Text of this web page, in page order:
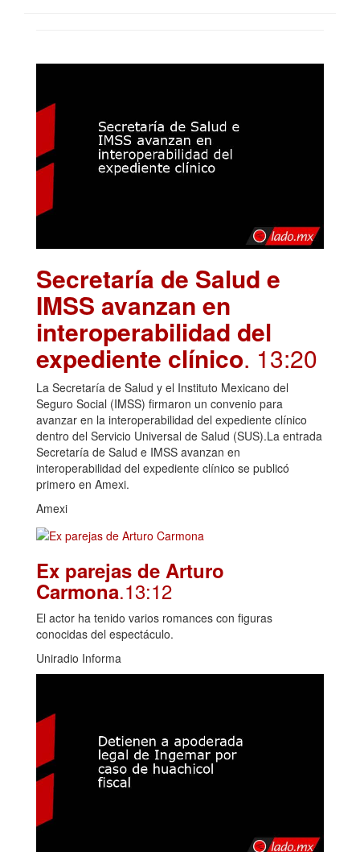
Secretaría de Salud e
IMSS avanzan en
interoperabilidad del
expediente clínico. 13:20
La Secretaría de Salud y el Instituto Mexicano del
Seguro Social (IMSS) firmaron un convenio para
avanzar en la interoperabilidad del expediente clínico
dentro del Servicio Universal de Salud (SUS).La entrada
Secretaría de Salud e IMSS avanzan en
interoperabilidad del expediente clínico se publicó
primero en Amexi.
Amexi
Ex parejas de Arturo
Carmona.13:12
El actor ha tenido varios romances con figuras
conocidas del espectáculo.
Uniradio Informa